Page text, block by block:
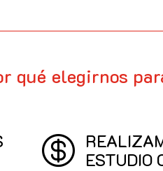
qué elegirnos
 ESTUDIO